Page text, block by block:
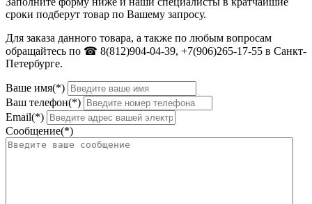
сроки подберут товар по Вашему запросу.
Для заказа данного товара, а также по любым вопросам
обращайтесь по ☎ 8(812)904-04-39, +7(906)265-17-55 в Санкт-
Петербурге.
Ваше имя(*)
Ваш телефон(*)
Email(*)
Сообщение(*)